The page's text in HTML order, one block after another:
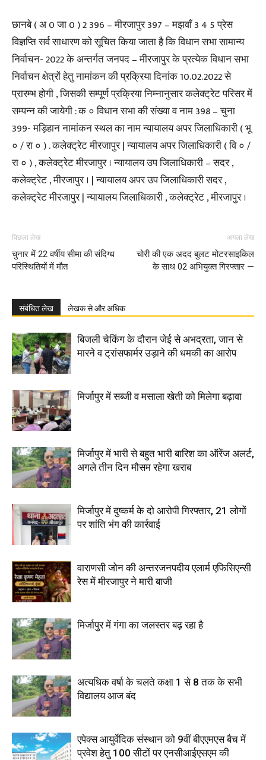
छानबे ( अ 0 जा 0 ) 2 396 – मीरजापुर 397 – मझवाँ 3 4 5 प्रेस
विज्ञप्ति सर्व साधारण को सूचित किया जाता है कि विधान सभा सामान्य
निर्वाचन- 2022 के अन्तर्गत जनपद – मीरजापुर के प्रत्येक विधान सभा
निर्वाचन क्षेत्रों हेतु नामांकन की प्रक्रिया दिनांक 10.02.2022 से
प्रारम्भ होगी , जिसकी सम्पूर्ण प्रक्रिया निम्नानुसार कलेक्ट्रेट परिसर में
सम्पन्न की जायेगी : क ० विधान सभा की संख्या व नाम 398 – चुना
399- मड़िहान नामांकन स्थल का नाम न्यायालय अपर जिलाधिकारी ( भू
० / रा ० ) . कलेक्ट्रेट मीरजापुर | न्यायालय अपर जिलाधिकारी ( वि ० /
रा ० ) , कलेक्ट्रेट मीरजापुर । न्यायालय उप जिलाधिकारी – सदर ,
कलेक्ट्रेट , मीरजापुर । | न्यायालय अपर उप जिलाधिकारी सदर ,
कलेक्ट्रेट मीरजापुर | न्यायालय जिलाधिकारी , कलेक्ट्रेट , मीरजापुर ।
पिछला लेख
चुनार में 22 वर्षीय सीमा की संदिग्ध
परिस्थितियों में मौत
अगला लेख
चोरी की एक अदद बुलट मोटरसाइकिल
के साथ 02 अभियुक्त गिरफ्तार —
संबंधित लेख लेखक से और अधिक
बिजली चेकिंग के दौरान जेई से अभद्रता, जान से
मारने व ट्रांसफार्मर उड़ाने की धमकी का आरोप
मिर्जापुर में सब्जी व मसाला खेती को मिलेगा बढ़ावा
मिर्जापुर में भारी से बहुत भारी बारिश का ऑरेंज अलर्ट,
अगले तीन दिन मौसम रहेगा खराब
मिर्जापुर में दुष्कर्म के दो आरोपी गिरफ्तार, 21 लोगों
पर शांति भंग की कार्रवाई
वाराणसी जोन की अन्तरजनपदीय एलार्म एफिसिएन्सी
रेस में मीरजापुर ने मारी बाजी
मिर्जापुर में गंगा का जलस्तर बढ़ रहा है
अत्यधिक वर्षा के चलते कक्षा 1 से 8 तक के सभी
विद्यालय आज बंद
एपेक्स आयुर्वेदिक संस्थान को 9वीं बीएएमएस बैच में
प्रवेश हेतु 100 सीटों पर एनसीआईएसएम की